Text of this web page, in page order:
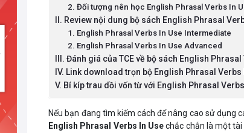
2. Đối tượng nên học English Phrasal Verbs In
II. Review nội dung bộ sách English Phrasal
1. English Phrasal Verbs In Use Intermediate
2. English Phrasal Verbs In Use Advanced
III. Đánh giá của TCE về bộ sách English
IV. Link download trọn bộ English Phrasal Verbs
V. Bí kíp trau dồi vốn từ với English Phrasal
Nếu bạn đang tìm kiếm cách để nâng cao sử dụng
English Phrasal Verbs In Usechắc chắn là một tài